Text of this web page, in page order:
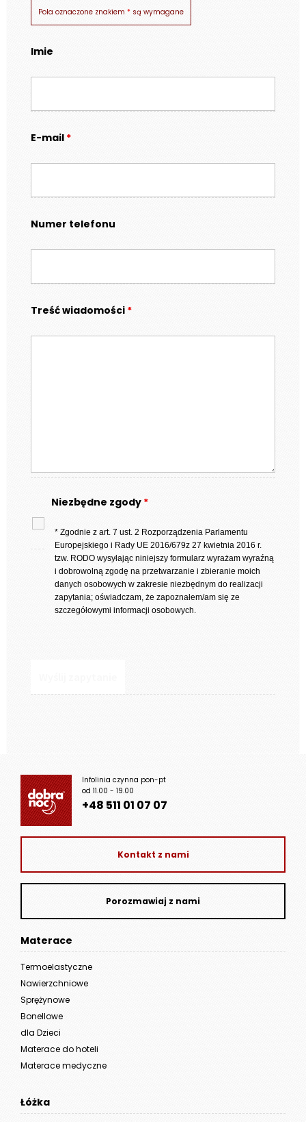
Pola oznaczone znakiem * są wymagane
Imie
E-mail *
Numer telefonu
Treść wiadomości *
Niezbędne zgody *
* Zgodnie z art. 7 ust. 2 Rozporządzenia Parlamentu
Europejskiego i Rady UE 2016/679z 27 kwietnia 2016 r.
tzw. RODO wysyłając niniejszy formularz wyrażam wyraźną
i dobrowolną zgodę na przetwarzanie i zbieranie moich
danych osobowych w zakresie niezbędnym do realizacji
zapytania; oświadczam, że zapoznałem/am się ze
szczegółowymi informacji osobowych.
Infolinia czynna pon-pt
od 11.00 - 19.00
+48 511 01 07 07
Kontakt z nami
Porozmawiaj z nami
Materace
Termoelastyczne
Nawierzchniowe
Sprężynowe
Bonellowe
dla Dzieci
Materace do hoteli
Materace medyczne
Łóżka